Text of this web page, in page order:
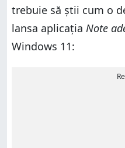
trebuie să știi cum o
lansa aplicația Note
Windows 11: